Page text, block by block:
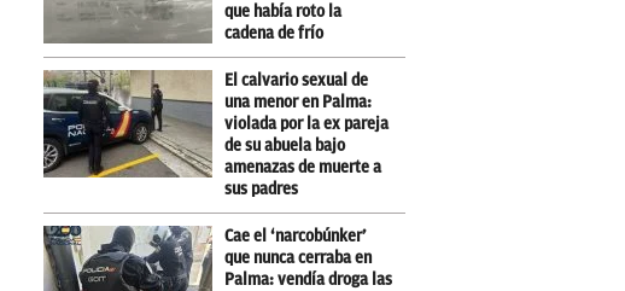
que había roto la
cadena de frío
El calvario sexual de
una menor en Palma:
violada por la ex pareja
de su abuela bajo
amenazas de muerte a
sus padres
Cae el ‘narcobúnker’
que nunca cerraba en
Palma: vendía droga las